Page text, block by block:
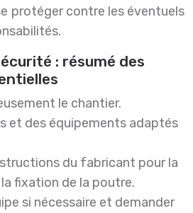
protéger contre les éventuels
: résumé des
le chantier.
et des équipements adaptés
du fabricant pour la
fixation de la poutre.
si nécessaire et demander